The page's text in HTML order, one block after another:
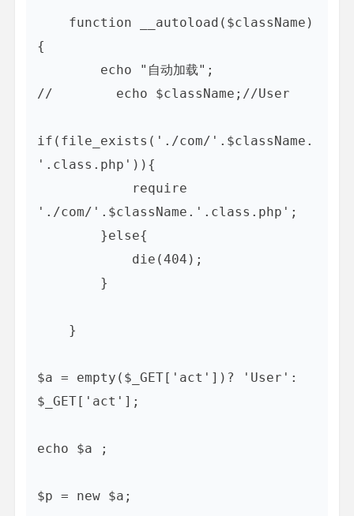
{
//        echo $className;//User
if(file_exists('./com/'.$className.
'.class.php')){
'./com/'.$className.'.class.php';
$a = empty($_GET['act'])? 'User':
$_GET['act'];
echo $a ;
$p = new $a;